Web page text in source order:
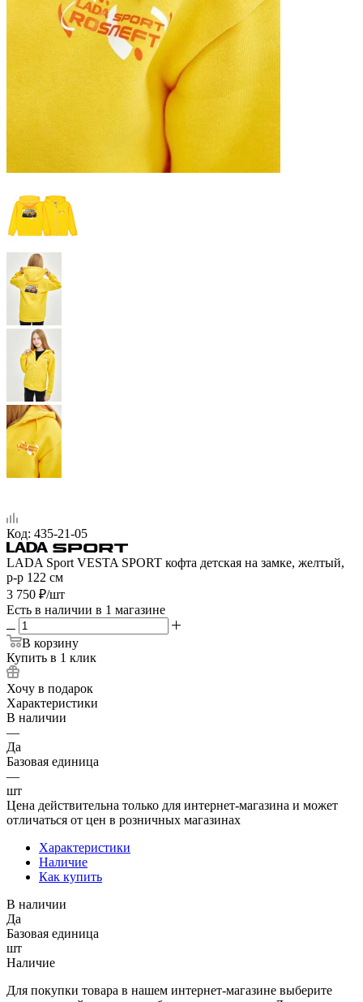
Код: 435-21-05
LADA Sport VESTA SPORT кофта детская на замке, желтый,
р-р 122 см
3 750 ₽/шт
Есть в наличии в 1 магазине
В корзину
Купить в 1 клик
Хочу в подарок
Характеристики
В наличии
—
Да
Базовая единица
—
шт
Цена действительна только для интернет-магазина и может
отличаться от цен в розничных магазинах
Характеристики
Наличие
Как купить
В наличии
Да
Базовая единица
шт
Наличие
Для покупки товара в нашем интернет-магазине выберите